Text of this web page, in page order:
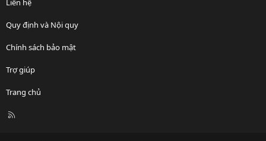
Liên hệ
Quy định và Nội quy
Chính sách bảo mật
Trợ giúp
Trang chủ
R